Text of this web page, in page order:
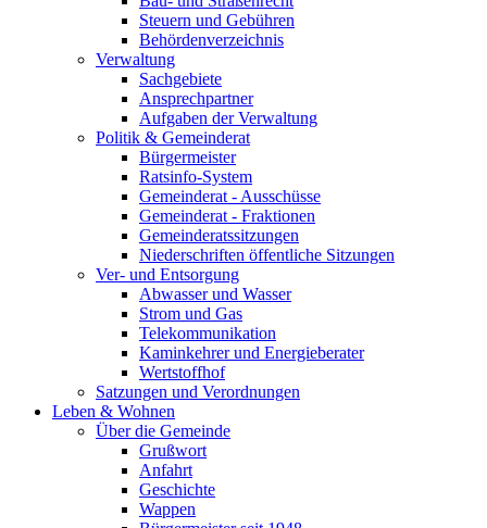
Steuern und Gebühren
Behördenverzeichnis
Verwaltung
Sachgebiete
Ansprechpartner
Aufgaben der Verwaltung
Politik & Gemeinderat
Bürgermeister
Ratsinfo-System
Gemeinderat - Ausschüsse
Gemeinderat - Fraktionen
Gemeinderatssitzungen
Niederschriften öffentliche Sitzungen
Ver- und Entsorgung
Abwasser und Wasser
Strom und Gas
Telekommunikation
Kaminkehrer und Energieberater
Wertstoffhof
Satzungen und Verordnungen
Leben & Wohnen
Über die Gemeinde
Grußwort
Anfahrt
Geschichte
Wappen